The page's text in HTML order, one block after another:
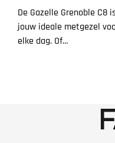
De Gazelle Grenoble C8 is
jouw ideale metgezel
elke dag. Of…